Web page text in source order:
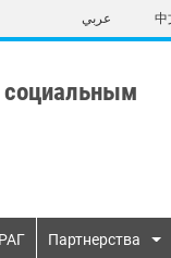
عربي 中
социальным
Партнерства